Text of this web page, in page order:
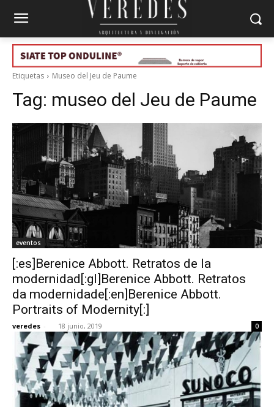
Etiquetas Museo del Jeu de Paume
Tag: museo del Jeu de Paume
eventos
[:es]Berenice Abbott. Retratos de la
modernidad[:gl]Berenice Abbott. Retratos
da modernidade[:en]Berenice Abbott.
Portraits of Modernity[:]
veredes - 18 junio, 2019 0